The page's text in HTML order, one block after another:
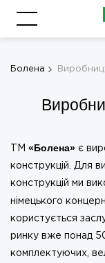
Болена
ТМ «Болена» є
конструкцій. Для
конструкцій ми
німецького
користується
ринку вже понад 50
комплектуючих,